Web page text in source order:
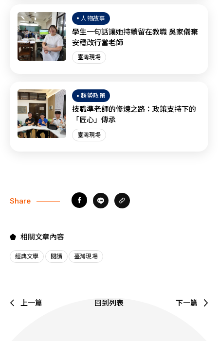
人物故事
學生一句話讓她持續留在教職 吳家儀棄
安穩改行當老師
臺灣現場
趨勢政策
技職準老師的修煉之路：政策支持下的
「匠心」傳承
臺灣現場
Share
相關文章內容
經典文學 閱讀 臺灣現場
上一篇 回到列表 下一篇